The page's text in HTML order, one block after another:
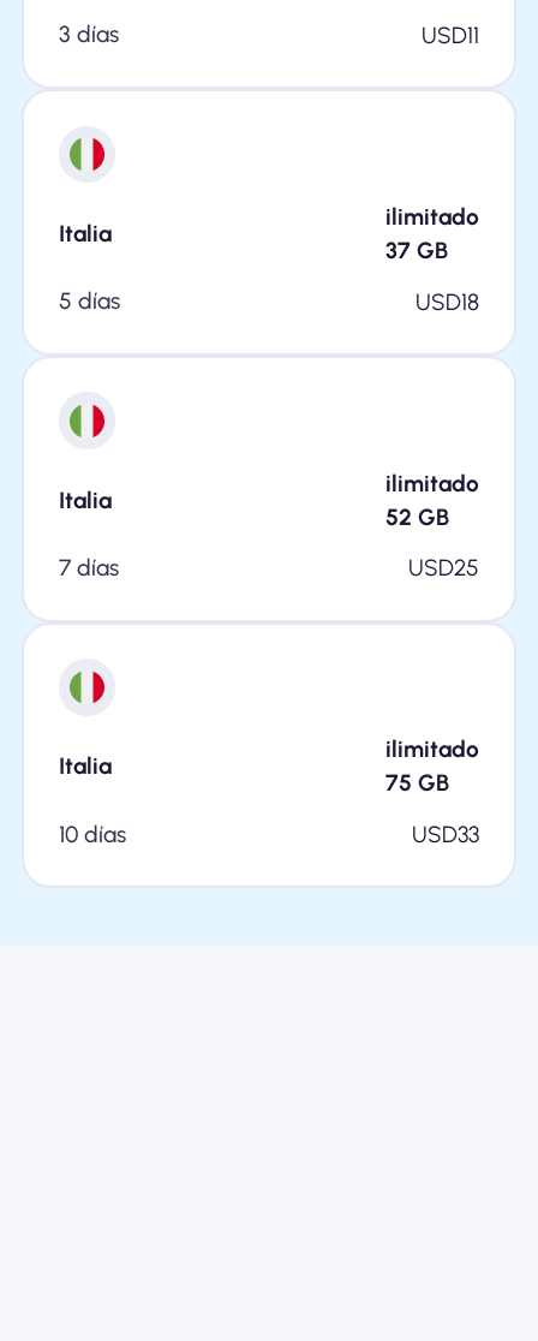
3 días
USD11
Italia
ilimitado
37 GB
5 días
USD18
Italia
ilimitado
52 GB
7 días
USD25
Italia
ilimitado
75 GB
10 días
USD33